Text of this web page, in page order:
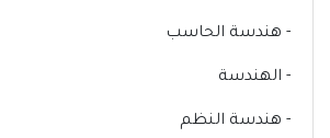
- هندسة الحاسب
- الهندسة
- هندسة النظم